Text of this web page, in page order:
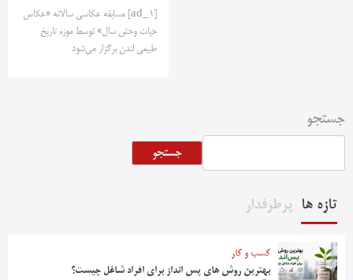
[ad_1] مسابقه عکاسی سالانه «عکاس
حیات وحش سال» توسط موزه تاریخ
طبیعی لندن برگزار می‌شود
جستجو
جستجو
تازه ها پرطرفدار
کسب و کار
بهترین روش‌ های پس‌ انداز برای افراد شاغل چیست؟